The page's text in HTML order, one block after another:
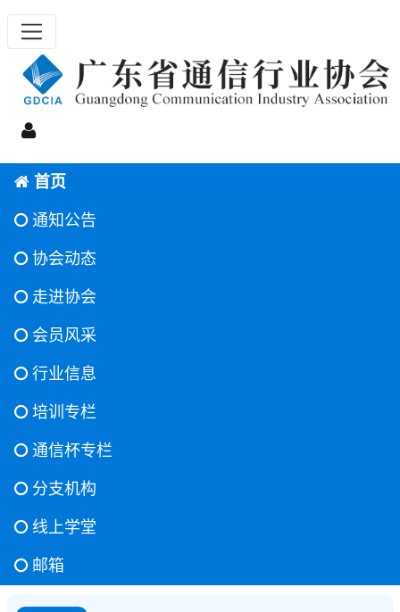
首页
通知公告
协会动态
走进协会
会员风采
行业信息
培训专栏
通信杯专栏
分支机构
线上学堂
邮箱
粤通协〔2026〕61 号-粤港澳大湾区通信产业出海生态联盟成员单位招募公告2026-08-07 粤通协〔2026〕59号-关于征集 2026 广东通信行业人工智能创新应用标杆案例的通知2026-08-04